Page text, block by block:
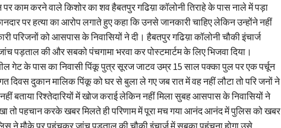
पर काम करने वाले किशोर का शव हैबतपुर गढिय़ा कॉलोनी तिराहे के पास नाले में पड़ा
पर हत्या का आरोप लगाते हुए कहा कि उनसे जानकारी चाहिए लेकिन उन्होंने नहीं
परिजनों को आसपास के निवासियों ने दी। हैबतपुर गढिय़ा कॉलोनी चौकी इंचार्ज
पड़ताल की और सबको पंचगामा भरवा कर पोस्टमार्टम के लिए भिजवा दिया।
गेट के पास का निवासी पिंकू पुत्र सूरज जाटव उम्र 15 साल पक्का पुल पर एक पर्चून
दिवस दुकान मालिक पिंकू को घर से बुला ले गए जब रात में वह नहीं लौटा तो परि जनों ने
बताया रिश्तेदारियों में खोज कराई लेकिन नहीं मिला सुबह आसपास के निवासियों ने
तो पहचान करके खबर मिलते ही परिणाम में पूरा मच गया आनंद आनंद में पुलिस को खबर
ने मौके पर पहुंचकर जांच पड़ताल की चौकी इंचार्ज में सबका पहुंचना होगा उसे